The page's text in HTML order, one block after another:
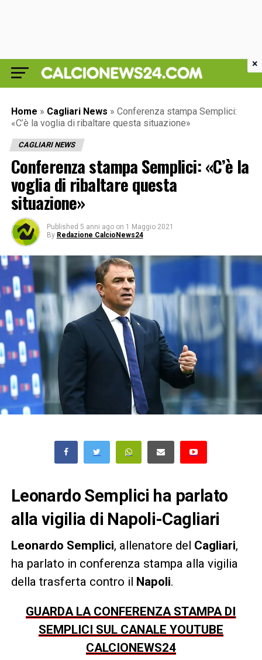
Home » Cagliari News » Conferenza stampa Semplici:
«C’è la voglia di ribaltare questa situazione»
CAGLIARI NEWS
Conferenza stampa Semplici: «C’è la
voglia di ribaltare questa
situazione»
Published 5 anni ago on 1 Maggio 2021
By Redazione CalcioNews24
Leonardo Semplici ha parlato
alla vigilia di Napoli-Cagliari
Leonardo Semplici, allenatore del Cagliari,
ha parlato in conferenza stampa alla vigilia
della trasferta contro il Napoli.
GUARDA LA CONFERENZA STAMPA DI
SEMPLICI SUL CANALE YOUTUBE
CALCIONEWS24
×